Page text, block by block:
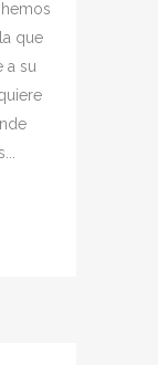
que
a su